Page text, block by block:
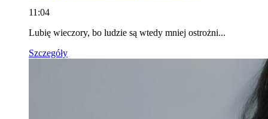
11:04
Lubię wieczory, bo ludzie są wtedy mniej ostrożni...
Szczegóły